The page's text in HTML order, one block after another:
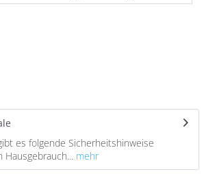
es folgende Sicherheitshinweise
mehr